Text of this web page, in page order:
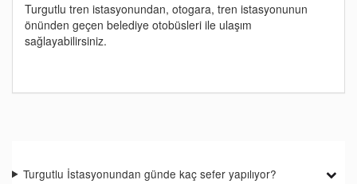
Turgutlu tren istasyonundan, otogara, tren istasyonunun
önünden geçen belediye otobüsleri ile ulaşım
sağlayabilirsiniz.
Turgutlu İstasyonundan günde kaç sefer yapılıyor?